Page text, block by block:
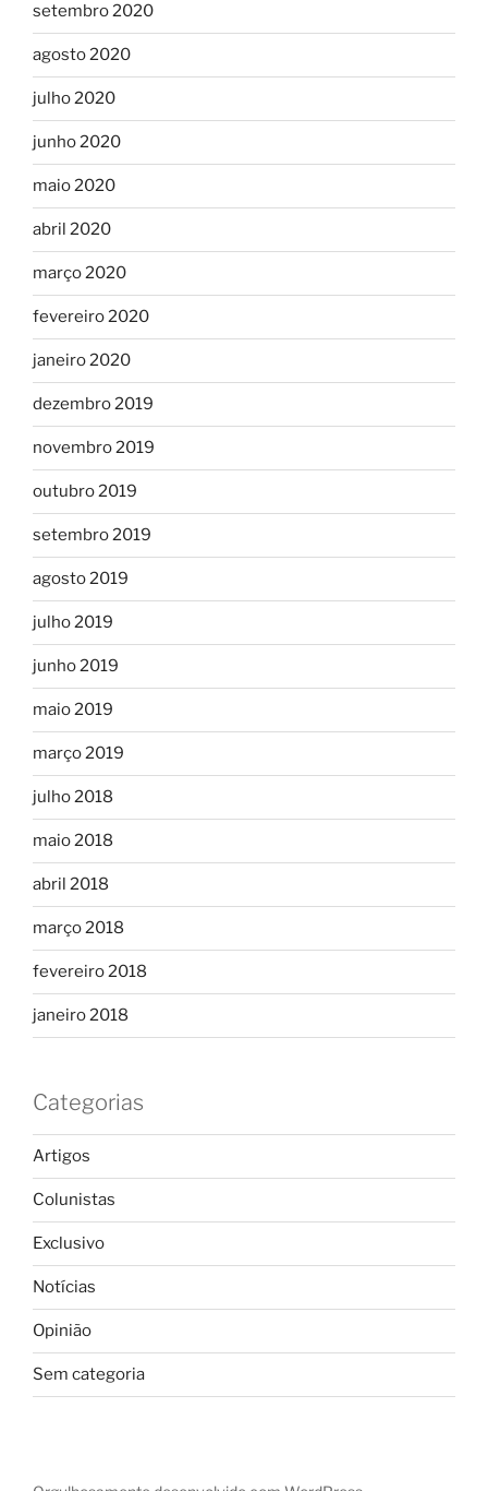
setembro 2020
agosto 2020
julho 2020
junho 2020
maio 2020
abril 2020
março 2020
fevereiro 2020
janeiro 2020
dezembro 2019
novembro 2019
outubro 2019
setembro 2019
agosto 2019
julho 2019
junho 2019
maio 2019
março 2019
julho 2018
maio 2018
abril 2018
março 2018
fevereiro 2018
janeiro 2018
Categorias
Artigos
Colunistas
Exclusivo
Notícias
Opinião
Sem categoria